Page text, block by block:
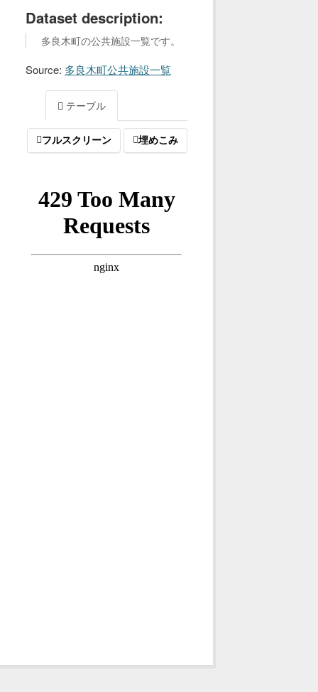
Dataset description:
多良木町の公共施設一覧です。
Source: 多良木町公共施設一覧
テーブル
フルスクリーン 埋めこみ